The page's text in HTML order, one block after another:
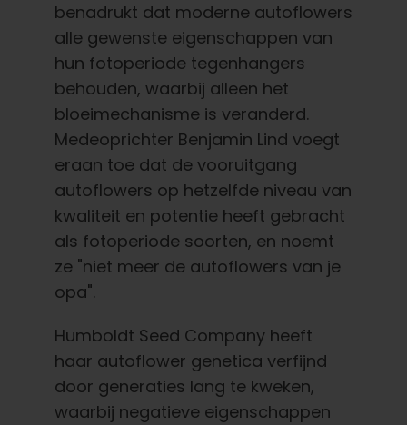
benadrukt dat moderne autoflowers
alle gewenste eigenschappen van
hun fotoperiode tegenhangers
behouden, waarbij alleen het
bloeimechanisme is veranderd.
Medeoprichter Benjamin Lind voegt
eraan toe dat de vooruitgang
autoflowers op hetzelfde niveau van
kwaliteit en potentie heeft gebracht
als fotoperiode soorten, en noemt
ze "niet meer de autoflowers van je
opa".
Humboldt Seed Company heeft
haar autoflower genetica verfijnd
door generaties lang te kweken,
waarbij negatieve eigenschappen